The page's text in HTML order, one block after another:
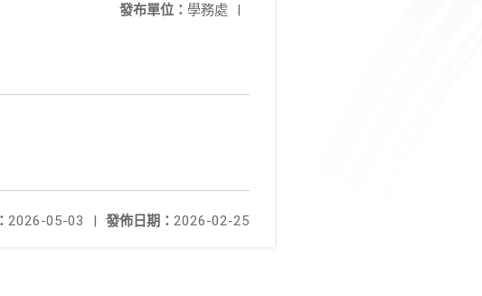
發布單位： 學務處 |
發佈日期： 2026-02-25
2026-05-03 |